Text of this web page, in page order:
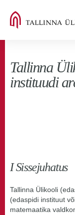
Tallinna
instituudi
I Sissejuhatus
Tallinna Ülikooli
(edaspidi instituut
matemaatika